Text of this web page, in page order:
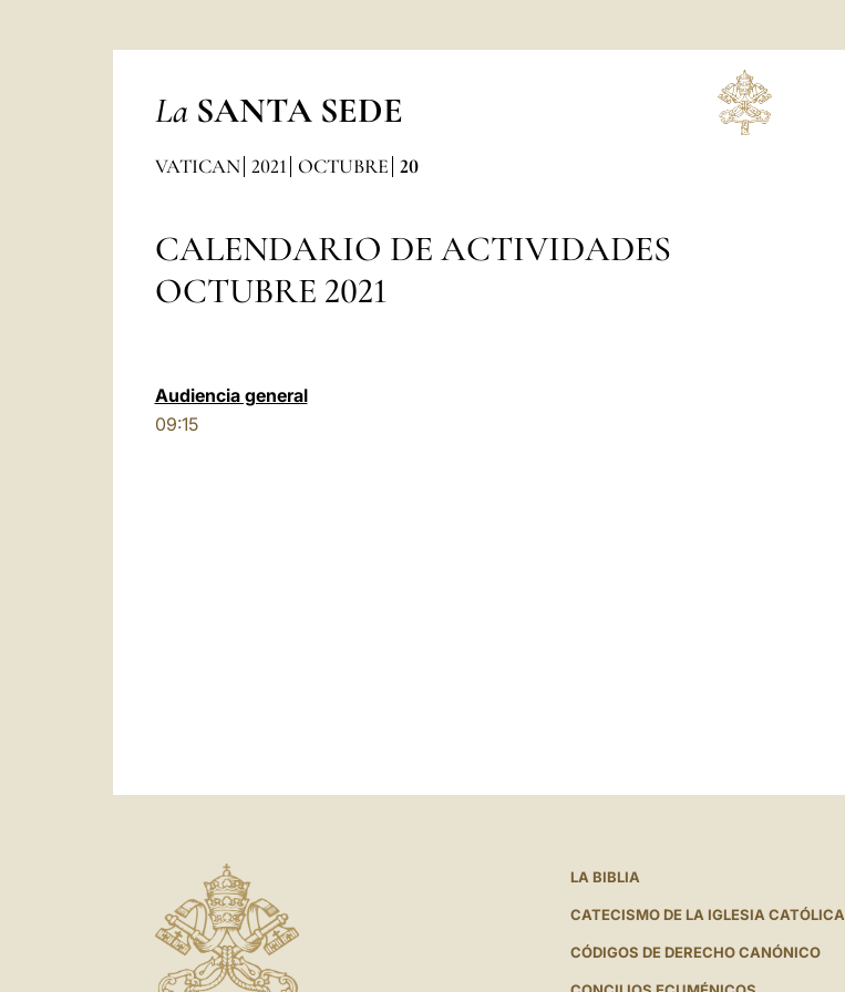
La SANTA SEDE
VATICAN 2021 OCTUBRE 20
CALENDARIO DE ACTIVIDADES
OCTUBRE 2021
Audiencia general
09:15
LA BIBLIA
CATECISMO DE LA IGLESIA CATÓLICA
CÓDIGOS DE DERECHO CANÓNICO